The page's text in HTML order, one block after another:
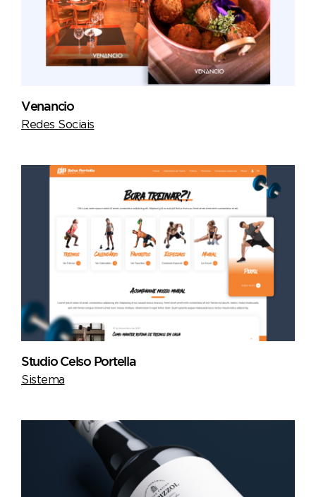
Venancio
Redes Sociais
Studio Celso Portella
Sistema